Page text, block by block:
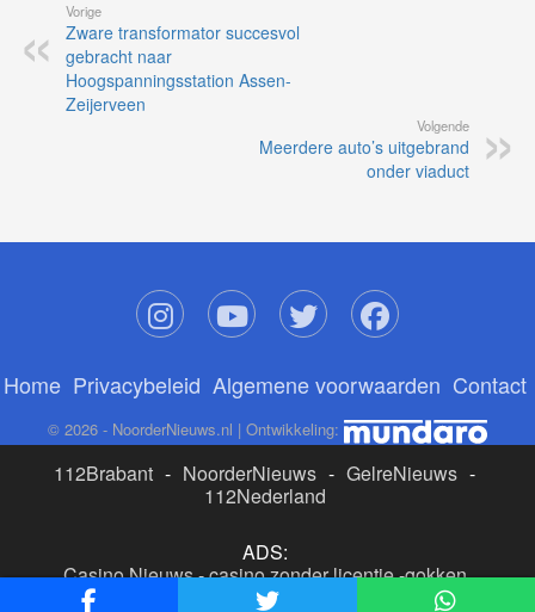
Vorige
Zware transformator succesvol
gebracht naar
Hoogspanningsstation Assen-
Zeijerveen
Volgende
Meerdere auto’s uitgebrand
onder viaduct
Home Privacybeleid Algemene voorwaarden Contact
© 2026 - NoorderNieuws.nl | Ontwikkeling:
112Brabant - NoorderNieuws - GelreNieuws -
112Nederland
ADS:
Casino Nieuws-casino zonder licentie-gokken
buitenlandse site
beste online casino nederland